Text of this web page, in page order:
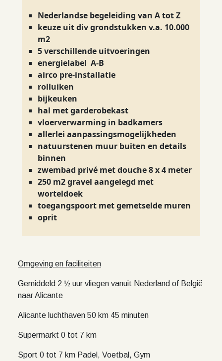
Nederlandse begeleiding van A tot Z
keuze uit div grondstukken v.a. 10.000
m2
5 verschillende uitvoeringen
energielabel A-B
airco pre-installatie
rolluiken
bijkeuken
hal met garderobekast
vloerverwarming in badkamers
allerlei aanpassingsmogelijkheden
natuurstenen muur buiten en details
binnen
zwembad privé met douche 8 x 4 meter
250 m2 gravel aangelegd met
worteldoek
toegangspoort met gemetselde muren
oprit
Omgeving en faciliteiten
Gemiddeld 2 ½ uur vliegen vanuit Nederland of België
naar Alicante
Alicante luchthaven 50 km 45 minuten
Supermarkt 0 tot 7 km
Sport 0 tot 7 km Padel, Voetbal, Gym